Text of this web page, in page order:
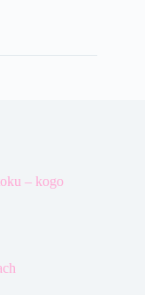
– kogo